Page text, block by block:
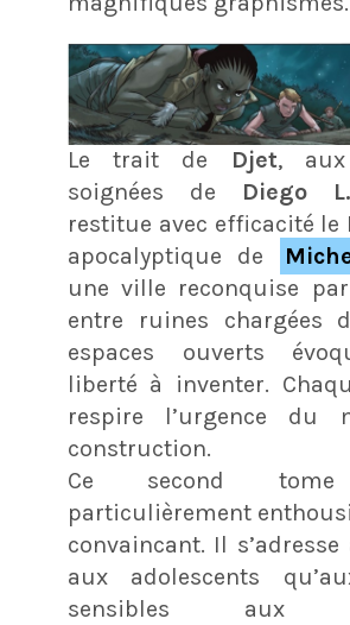
Le trait de Djet, aux
soignées de Diego
restitue avec efficacité le
apocalyptique de
une ville reconquise par
entre ruines chargées
espaces ouverts
liberté à inventer.
respire l’urgence du
construction.
Ce second tome
particulièrement
convaincant. Il
aux adolescents
sensibles aux